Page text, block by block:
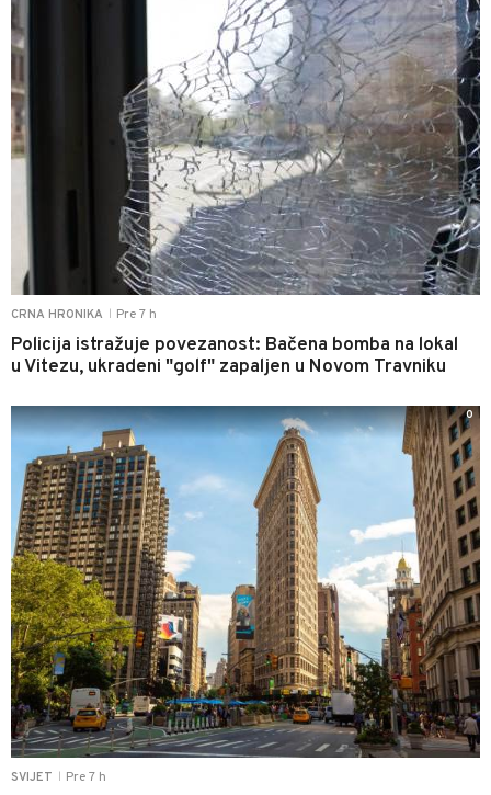
CRNA HRONIKA Pre 7 h
Policija istražuje povezanost: Bačena bomba na lokal
u Vitezu, ukradeni "golf" zapaljen u Novom Travniku
SVIJET Pre 7 h
0